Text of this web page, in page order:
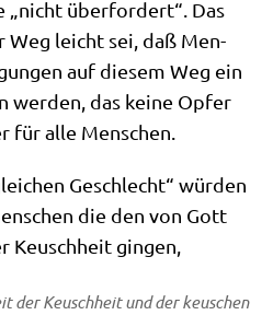
„nicht über­for­dert“. Das
Weg leicht sei, daß Men­
auf die­sem Weg ein
wer­den, das kei­ne Opfer
für alle Menschen.
Geschlecht“ wür­den
die den von Gott
Keusch­heit gingen,
der Keusch­heit und der keu­schen